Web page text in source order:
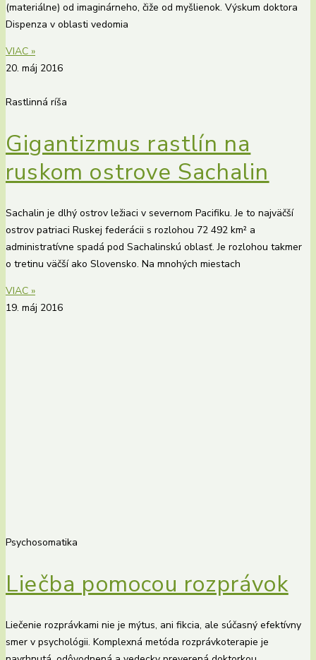
(materiálne) od imaginárneho, čiže od myšlienok. Výskum doktora
Dispenza v oblasti vedomia
VIAC »
20. máj 2016
Rastlinná ríša
Gigantizmus rastlín na
ruskom ostrove Sachalin
Sachalin je dlhý ostrov ležiaci v severnom Pacifiku. Je to najväčší
ostrov patriaci Ruskej federácii s rozlohou 72 492 km² a
administratívne spadá pod Sachalinskú oblasť. Je rozlohou takmer
o tretinu väčší ako Slovensko. Na mnohých miestach
VIAC »
19. máj 2016
Psychosomatika
Liečba pomocou rozprávok
Liečenie rozprávkami nie je mýtus, ani fikcia, ale súčasný efektívny
smer v psychológii. Komplexná metóda rozprávkoterapie je